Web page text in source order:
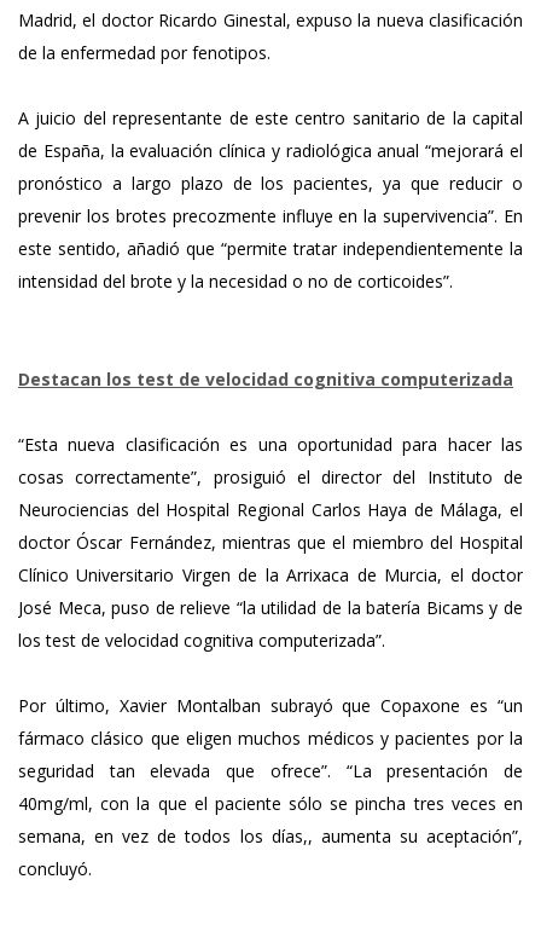
Madrid, el doctor Ricardo Ginestal, expuso la nueva clasificación
de la enfermedad por fenotipos.
A juicio del representante de este centro sanitario de la capital
de España, la evaluación clínica y radiológica anual “mejorará el
pronóstico a largo plazo de los pacientes, ya que reducir o
prevenir los brotes precozmente influye en la supervivencia”. En
este sentido, añadió que “permite tratar independientemente la
intensidad del brote y la necesidad o no de corticoides”.
Destacan los test de velocidad cognitiva computerizada
“Esta nueva clasificación es una oportunidad para hacer las
cosas correctamente”, prosiguió el director del Instituto de
Neurociencias del Hospital Regional Carlos Haya de Málaga, el
doctor Óscar Fernández, mientras que el miembro del Hospital
Clínico Universitario Virgen de la Arrixaca de Murcia, el doctor
José Meca, puso de relieve “la utilidad de la batería Bicams y de
los test de velocidad cognitiva computerizada”.
Por último, Xavier Montalban subrayó que Copaxone es “un
fármaco clásico que eligen muchos médicos y pacientes por la
seguridad tan elevada que ofrece”. “La presentación de
40mg/ml, con la que el paciente sólo se pincha tres veces en
semana, en vez de todos los días,, aumenta su aceptación”,
concluyó.